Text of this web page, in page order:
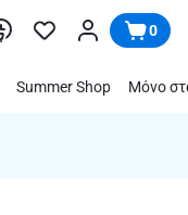
0
Summer Shop Μόνο